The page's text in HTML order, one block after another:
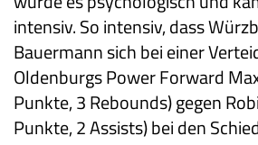
intensiv. So intensiv, dass
Bauermann sich bei einer
Oldenburgs Power Forward
Punkte, 3 Rebounds) gegen
Punkte, 2 Assists) bei den